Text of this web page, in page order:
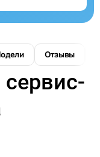
Отзывы